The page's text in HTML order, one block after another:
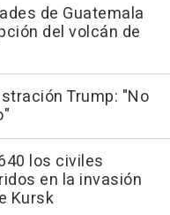
de Guatemala
del volcán de
Trump: "No
los civiles
en la invasión
Kursk